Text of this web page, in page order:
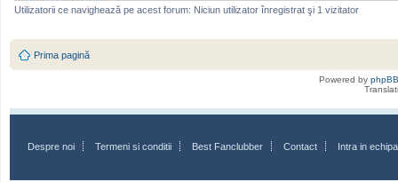
Utilizatorii ce navighează pe acest forum: Niciun utilizator înregistrat şi 1 vizitator
Prima pagină
Powered by phpBB
Despre noi Termeni si conditii Best Fanclubber Contact Intra in